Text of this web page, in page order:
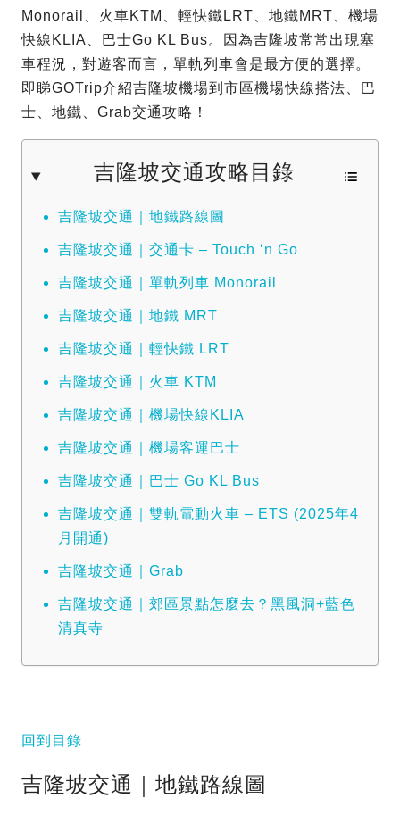
Monorail、火車KTM、輕快鐵LRT、地鐵MRT、機場
快線KLIA、巴士Go KL Bus。因為吉隆坡常常出現塞
車程況，對遊客而言，單軌列車會是最方便的選擇。
即睇GOTrip介紹吉隆坡機場到市區機場快線搭法、巴
士、地鐵、Grab交通攻略！
吉隆坡交通攻略目錄
吉隆坡交通｜地鐵路線圖
吉隆坡交通｜交通卡 – Touch ‘n Go
吉隆坡交通｜單軌列車 Monorail
吉隆坡交通｜地鐵 MRT
吉隆坡交通｜輕快鐵 LRT
吉隆坡交通｜火車 KTM
吉隆坡交通｜機場快線KLIA
吉隆坡交通｜機場客運巴士
吉隆坡交通｜巴士 Go KL Bus
吉隆坡交通｜雙軌電動火車 – ETS (2025年4
月開通)
吉隆坡交通｜Grab
吉隆坡交通｜郊區景點怎麼去？黑風洞+藍色
清真寺
回到目錄
吉隆坡交通｜地鐵路線圖